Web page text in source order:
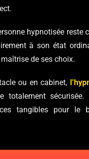
hypnotisée reste
à son état
de ses choix.
ou en cabinet,
totalement sécurisée.
tangibles pour le